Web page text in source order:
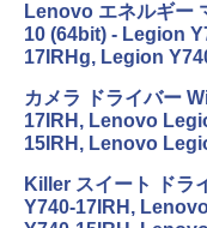
Lenovo エネルギー
10 (64bit) - Legion
17IRHg, Legion
カメラ ドライバー
17IRH, Lenovo
15IRH, Lenovo
Killer スイート ドラ
Y740-17IRH,